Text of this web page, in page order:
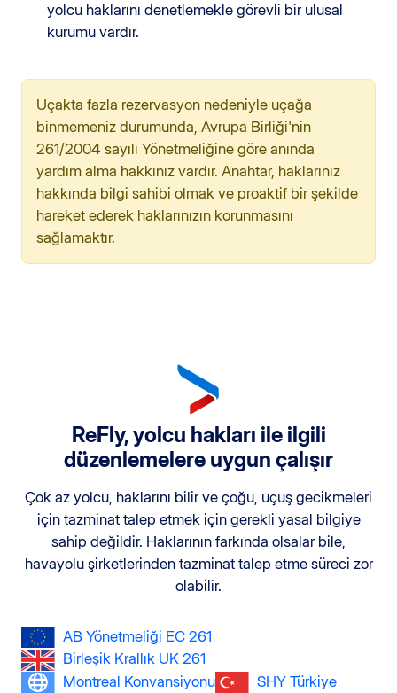
yolcu haklarını denetlemekle görevli bir ulusal
kurumu vardır.
Uçakta fazla rezervasyon nedeniyle uçağa
binmemeniz durumunda, Avrupa Birliği'nin
261/2004 sayılı Yönetmeliğine göre anında
yardım alma hakkınız vardır. Anahtar, haklarınız
hakkında bilgi sahibi olmak ve proaktif bir şekilde
hareket ederek haklarınızın korunmasını
sağlamaktır.
ReFly, yolcu hakları ile ilgili
düzenlemelere uygun çalışır
Çok az yolcu, haklarını bilir ve çoğu, uçuş gecikmeleri
için tazminat talep etmek için gerekli yasal bilgiye
sahip değildir. Haklarının farkında olsalar bile,
havayolu şirketlerinden tazminat talep etme süreci zor
olabilir.
AB Yönetmeliği EC 261
Birleşik Krallık UK 261
Montreal Konvansiyonu
SHY Türkiye